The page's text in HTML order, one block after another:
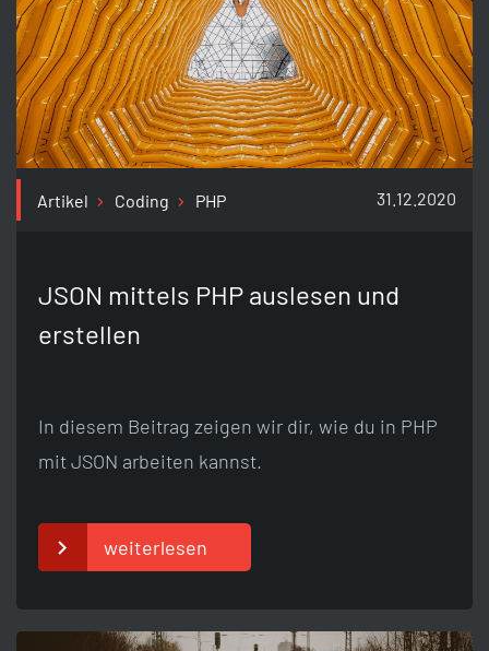
Artikel Coding PHP 31.12.2020
JSON mittels PHP auslesen und
erstellen
In diesem Beitrag zeigen wir dir, wie du in PHP
mit JSON arbeiten kannst.
weiterlesen